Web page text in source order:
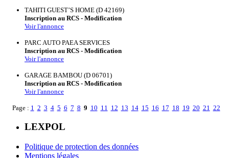
TAHITI GUEST’S HOME (D 42169)
Inscription au RCS - Modification
Voir l'annonce
PARC AUTO PAEA SERVICES
Inscription au RCS - Modification
Voir l'annonce
GARAGE BAMBOU (D 06701)
Inscription au RCS - Modification
Voir l'annonce
Page : 1 2 3 4 5 6 7 8 9 10 11 12 13 14 15 16 17 18 19 20 21 22
LEXPOL
Politique de protection des données
Mentions légales